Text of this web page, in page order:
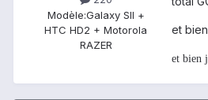
Modèle:Galaxy SII +
HTC HD2 + Motorola
RAZER
et
et bien